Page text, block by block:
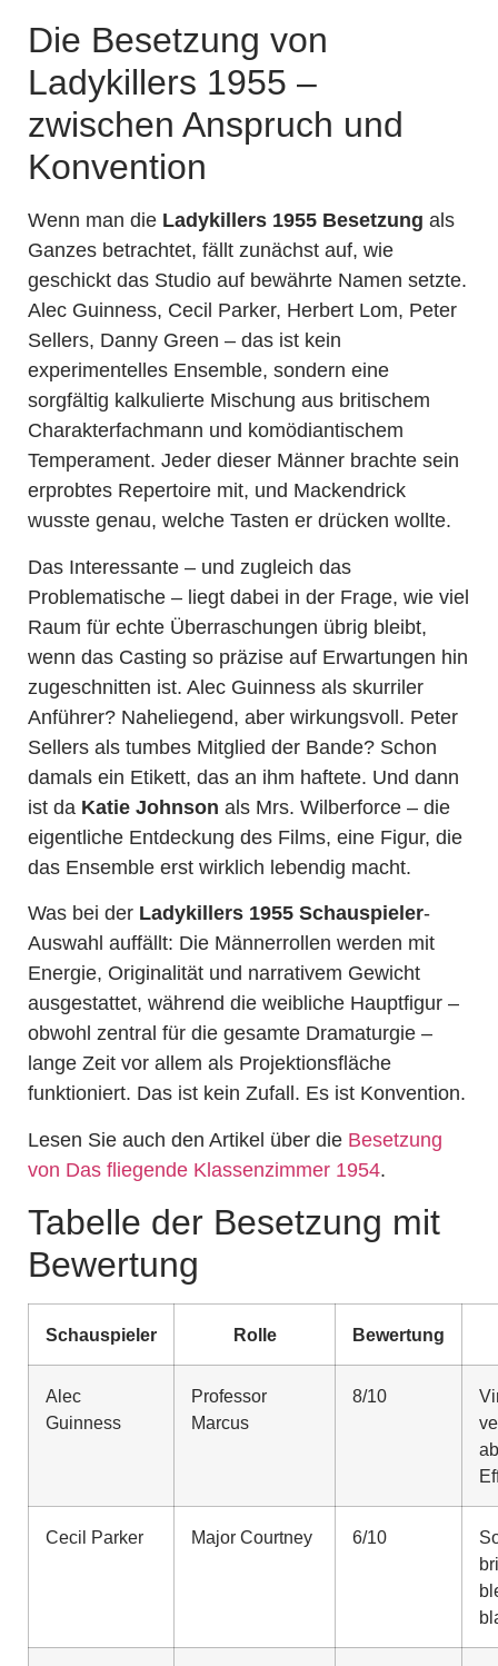
Die Besetzung von
Ladykillers 1955 –
zwischen Anspruch und
Konvention
Wenn man die Ladykillers 1955 Besetzung als
Ganzes betrachtet, fällt zunächst auf, wie
geschickt das Studio auf bewährte Namen setzte.
Alec Guinness, Cecil Parker, Herbert Lom, Peter
Sellers, Danny Green – das ist kein
experimentelles Ensemble, sondern eine
sorgfältig kalkulierte Mischung aus britischem
Charakterfachmann und komödiantischem
Temperament. Jeder dieser Männer brachte sein
erprobtes Repertoire mit, und Mackendrick
wusste genau, welche Tasten er drücken wollte.
Das Interessante – und zugleich das
Problematische – liegt dabei in der Frage, wie viel
Raum für echte Überraschungen übrig bleibt,
wenn das Casting so präzise auf Erwartungen hin
zugeschnitten ist. Alec Guinness als skurriler
Anführer? Naheliegend, aber wirkungsvoll. Peter
Sellers als tumbes Mitglied der Bande? Schon
damals ein Etikett, das an ihm haftete. Und dann
ist da Katie Johnson als Mrs. Wilberforce – die
eigentliche Entdeckung des Films, eine Figur, die
das Ensemble erst wirklich lebendig macht.
Was bei der Ladykillers 1955 Schauspieler-
Auswahl auffällt: Die Männerrollen werden mit
Energie, Originalität und narrativem Gewicht
ausgestattet, während die weibliche Hauptfigur –
obwohl zentral für die gesamte Dramaturgie –
lange Zeit vor allem als Projektionsfläche
funktioniert. Das ist kein Zufall. Es ist Konvention.
Lesen Sie auch den Artikel über die Besetzung
von Das fliegende Klassenzimmer 1954.
Tabelle der Besetzung mit
Bewertung
Schauspieler Rolle Bewertung
Alec
Guinness
Professor
Marcus
8/10
Cecil Parker Major Courtney 6/10